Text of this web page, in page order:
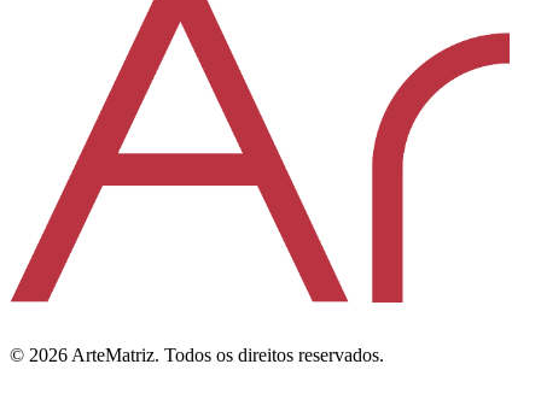
© 2026 ArteMatriz. Todos os direitos reservados.